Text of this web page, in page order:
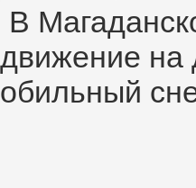
В
движение на
обильный